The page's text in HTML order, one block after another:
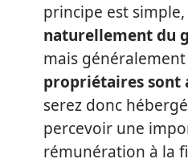
principe est
naturellement du
mais généralement
propriétaires sont
serez donc
percevoir une
rémunération à la